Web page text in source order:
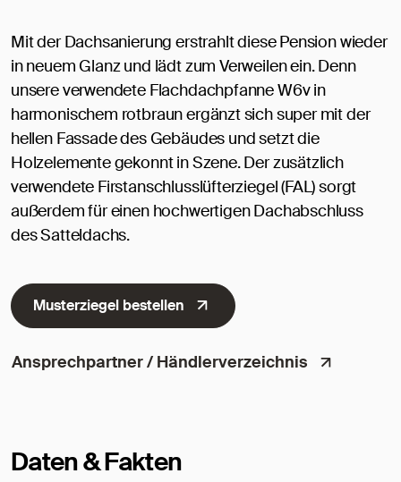
Mit der Dachsanierung erstrahlt diese Pension wieder
in neuem Glanz und lädt zum Verweilen ein. Denn
unsere verwendete Flachdachpfanne W6v in
harmonischem rotbraun ergänzt sich super mit der
hellen Fassade des Gebäudes und setzt die
Holzelemente gekonnt in Szene. Der zusätzlich
verwendete Firstanschlusslüfterziegel (FAL) sorgt
außerdem für einen hochwertigen Dachabschluss
des Satteldachs.
Musterziegel bestellen
Ansprechpartner / Händlerverzeichnis
Daten & Fakten